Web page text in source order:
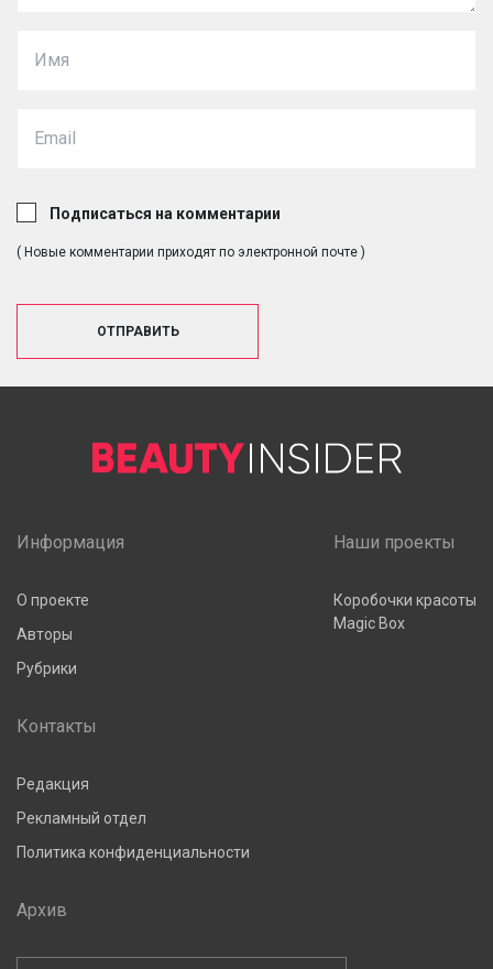
Подписаться на комментарии
( Новые комментарии приходят по электронной почте )
ОТПРАВИТЬ
Информация
О проекте
Авторы
Рубрики
Наши проекты
Коробочки красоты
Magic Box
Контакты
Редакция
Рекламный отдел
Политика конфиденциальности
Архив